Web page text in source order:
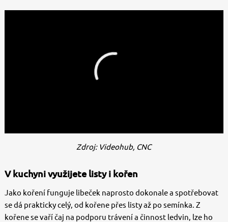
Zdroj: Videohub, CNC
V kuchyni využijete listy i kořen
Jako koření funguje libeček naprosto dokonale a spotřebovat
se dá prakticky celý, od kořene přes listy až po semínka. Z
kořene se vaří čaj na podporu trávení a činnost ledvin, lze ho